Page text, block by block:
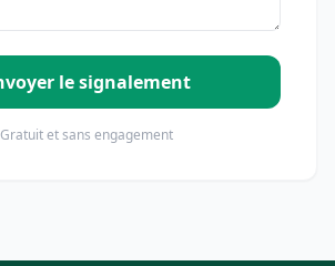
le signalement
Gratuit et sans engagement